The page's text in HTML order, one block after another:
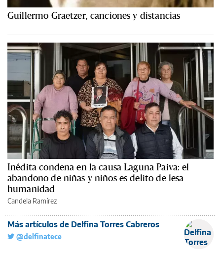
Guillermo Graetzer, canciones y distancias
Inédita condena en la causa Laguna Paiva: el
abandono de niñas y niños es delito de lesa
humanidad
Candela Ramírez
Más artículos de Delfina Torres Cabreros
@delfinatece